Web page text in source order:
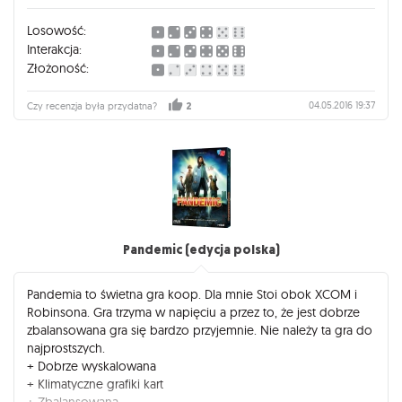
Losowość:
Interakcja:
Złożoność:
Czy recenzja była przydatna? 2 04.05.2016 19:37
Pandemic (edycja polska)
Pandemia to świetna gra koop. Dla mnie Stoi obok XCOM i
Robinsona. Gra trzyma w napięciu a przez to, że jest dobrze
zbalansowana gra się bardzo przyjemnie. Nie należy ta gra do
najprostszych.
+ Dobrze wyskalowana
+ Klimatyczne grafiki kart